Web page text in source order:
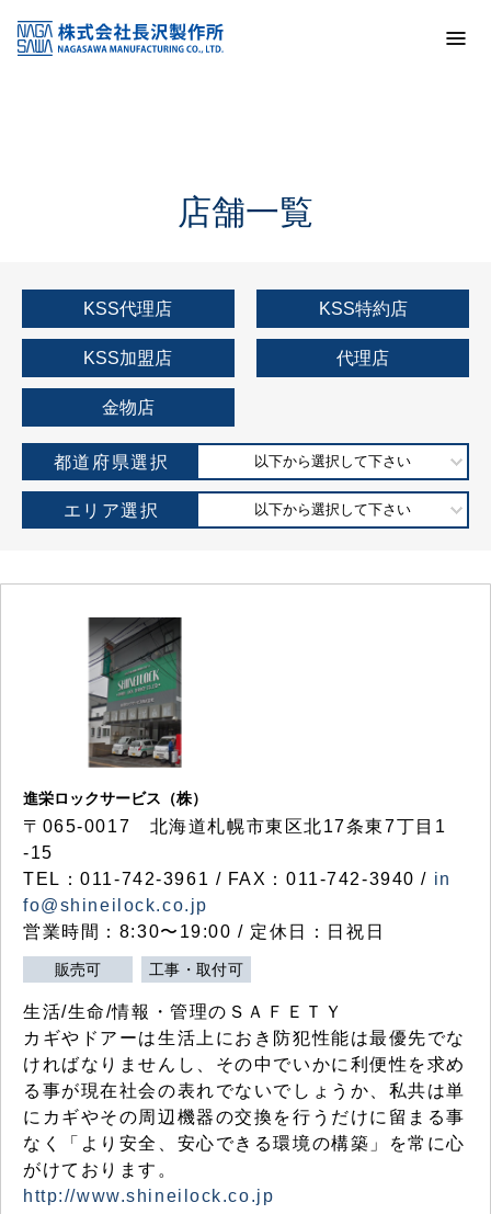
KSS加盟店・取扱店情報
店舗一覧
店舗一覧
KSS代理店 KSS特約店
KSS加盟店 代理店
金物店
都道府県選択 以下から選択して下さい
エリア選択 以下から選択して下さい
進栄ロックサービス（株）
〒065-0017 北海道札幌市東区北17条東7丁目1
-15
TEL：011-742-3961 / FAX：011-742-3940 / in
fo@shineilock.co.jp
営業時間：8:30〜19:00 / 定休日：日祝日
販売可 工事・取付可
生活/生命/情報・管理のＳＡＦＥＴＹ
カギやドアーは生活上におき防犯性能は最優先でな
ければなりませんし、その中でいかに利便性を求め
る事が現在社会の表れでないでしょうか、私共は単
にカギやその周辺機器の交換を行うだけに留まる事
なく「より安全、安心できる環境の構築」を常に心
がけております。
http://www.shineilock.co.jp